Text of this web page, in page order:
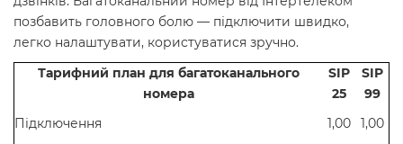
позбавить головного болю — підключити швидко,
легко налаштувати, користуватися зручно.
Тарифний план для багатоканального
номера
SIP
25
SIP
99
Підключення
1,00
1,00